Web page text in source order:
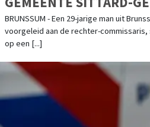
BRUNSSUM - Een 29-jarige man uit
voorgeleid aan de rechter-
op een [...]